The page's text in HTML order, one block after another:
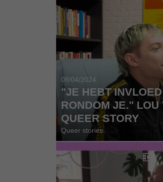
08/04/2024
"JE HEBT
RONDOM JE." LOU
QUEER STORY
Queer stories